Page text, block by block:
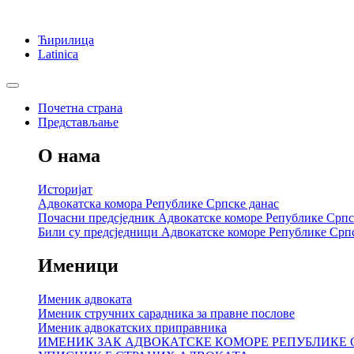
Ћирилица
Latinica
Почетна страна
Представљање
О нама
Историјат
Адвокатска комора Републике Српске данас
Почасни предсједник Адвокатске коморе Републике
Били су предсједници Адвокатске коморе Републике
Именици
Именик адвоката
Именик стручних сарадника за правне послове
Именик адвокатских приправника
ИМЕНИК ЗАК АДВОКАТСКЕ КОМОРЕ РЕПУБЛИКЕ